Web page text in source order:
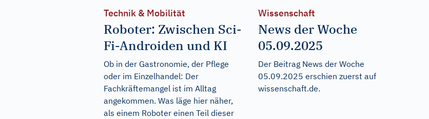
Technik & Mobilität
Roboter: Zwischen Sci-
Fi-Androiden und KI
Ob in der Gastronomie, der Pflege
oder im Einzelhandel: Der
Fachkräftemangel ist im Alltag
angekommen. Was läge hier näher,
als einem Roboter einen Teil dieser
Wissenschaft
News der Woche
05.09.2025
Der Beitrag News der Woche
05.09.2025 erschien zuerst auf
wissenschaft.de.